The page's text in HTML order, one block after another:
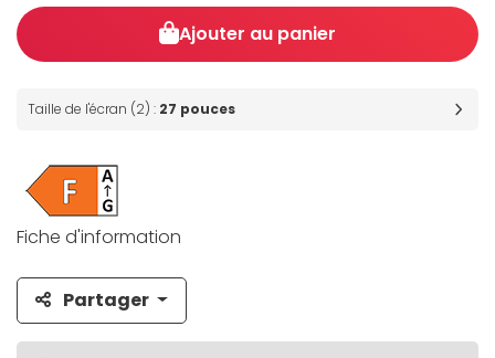
Ajouter au panier
Taille de l'écran (2) : 27 pouces
Fiche d'information
Partager